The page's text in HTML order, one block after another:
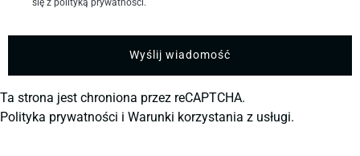
Ta strona jest chroniona przez reCAPTCHA.
Polityka prywatności i Warunki korzystania z usługi.